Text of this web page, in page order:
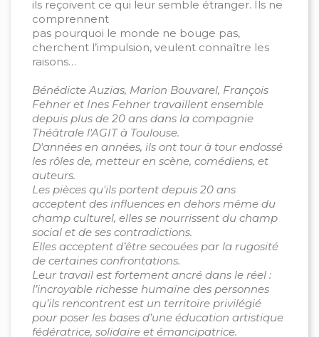
ils reçoivent ce qui leur semble étranger. Ils ne
comprennent
pas pourquoi le monde ne bouge pas,
cherchent l’impulsion, veulent connaître les
raisons…
Bénédicte Auzias, Marion Bouvarel, François
Fehner et Ines Fehner travaillent ensemble
depuis plus de 20 ans dans la compagnie
Théâtrale l'AGIT à Toulouse.
D'années en années, ils ont tour à tour endossé
les rôles de, metteur en scène, comédiens, et
auteurs.
Les pièces qu'ils portent depuis 20 ans
acceptent des influences en dehors même du
champ culturel, elles se nourrissent du champ
social et de ses contradictions.
Elles acceptent d’être secouées par la rugosité
de certaines confrontations.
Leur travail est fortement ancré dans le réel :
l’incroyable richesse humaine des personnes
qu’ils rencontrent est un territoire privilégié
pour poser les bases d’une éducation artistique
fédératrice, solidaire et émancipatrice.